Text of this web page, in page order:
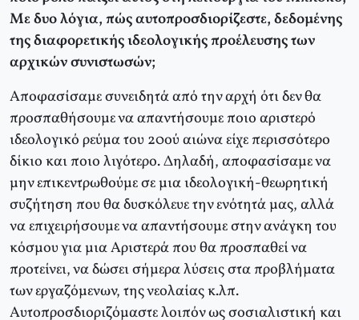
Με δυο λόγια, πώς αυτοπροσδιορίζεστε, δεδομένης
της διαφορετικής ιδεολογικής προέλευσης των
αρχικών συνιστωσών;
Αποφασίσαμε συνειδητά από την αρχή ότι δεν θα
προσπαθήσουμε να απαντήσουμε ποιο αριστερό
ιδεολογικό ρεύμα του 20ού αιώνα είχε περισσότερο
δίκιο και ποιο λιγότερο. Δηλαδή, αποφασίσαμε να
μην επικεντρωθούμε σε μια ιδεολογική-θεωρητική
συζήτηση που θα δυσκόλευε την ενότητά μας, αλλά
να επιχειρήσουμε να απαντήσουμε στην ανάγκη του
κόσμου για μια Αριστερά που θα προσπαθεί να
προτείνει, να δώσει σήμερα λύσεις στα προβλήματα
των εργαζόμενων, της νεολαίας κ.λπ.
Αυτοπροσδιοριζόμαστε λοιπόν ως σοσιαλιστική και